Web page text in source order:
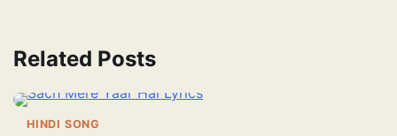
Related Posts
HINDI SONG